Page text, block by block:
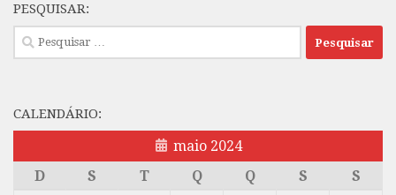
PESQUISAR:
Pesquisar
por:
CALENDÁRIO:
maio 2024
D
S T Q Q S
S